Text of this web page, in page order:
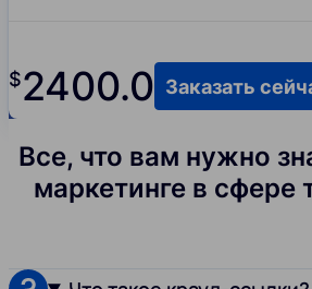
$2400.0 Заказать
Все, что вам нужно
маркетинге в сфере